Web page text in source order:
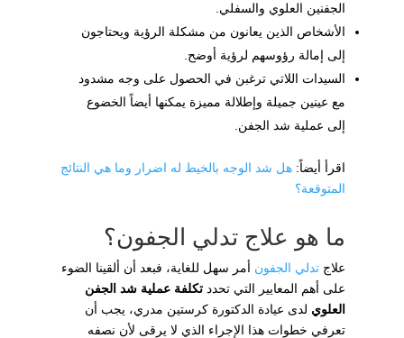
الجفنين العلوي والسفلي.
الأشخاص الذين يعانون من مشكلة الرؤية ويحتاجون
إلى إمالة رؤوسهم لرؤية أوضح.
السيدات اللاتي ترغبن في الحصول على وجه مشدود
مع عينين جميلة وإطلالة مميزة يمكنها أيضاً الخضوع
إلى عملية شد الجفن.
اقرأ أيضاً: هل شد الوجه بالخيط له اضرار وما هي النتائج
المتوقعة؟
ما هو علاج تدلي الجفون؟
علاج تدلي الجفون أمر سهل للغاية، فبعد أن ألقينا الضوء
على أهم المعايير التي تحدد تكلفة عملية شد الجفن
العلوي لدى عيادة الدكتورة كرستين مدري، يجب أن
تعرفي خطوات هذا الإجراء الذي لا يرقى لأن نصفه